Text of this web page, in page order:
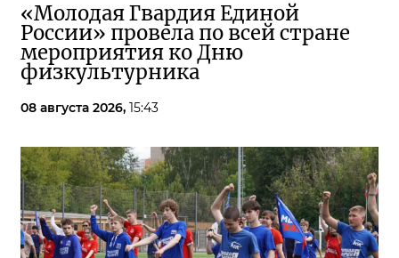
«Молодая Гвардия Единой
России» провела по всей стране
мероприятия ко Дню
физкультурника
08 августа 2026, 15:43